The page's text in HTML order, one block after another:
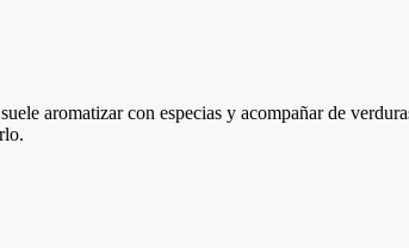
aromatizar con especias y acompañar de